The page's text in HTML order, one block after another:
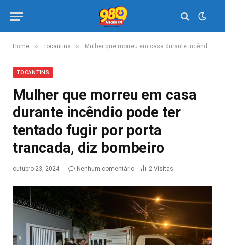
Home » Tocantins » Mulher que morreu em casa durante incêndio pode ter tentado fugir por porta trancada, diz bombeiro
TOCANTINS
Mulher que morreu em casa
durante incêndio pode ter
tentado fugir por porta
trancada, diz bombeiro
outubro 23, 2024 Nenhum comentário 2 Visitas